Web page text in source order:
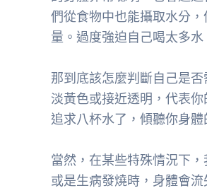
們從食物中也能攝取水分
量。過度強迫自己喝太多
那到底該怎麼判斷自己是
淡黃色或接近透明，代表
追求八杯水了，傾聽你身體
當然，在某些特殊情況下
或是生病發燒時，身體會